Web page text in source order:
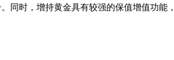
同时，增持黄金具有较强的保值增值功能